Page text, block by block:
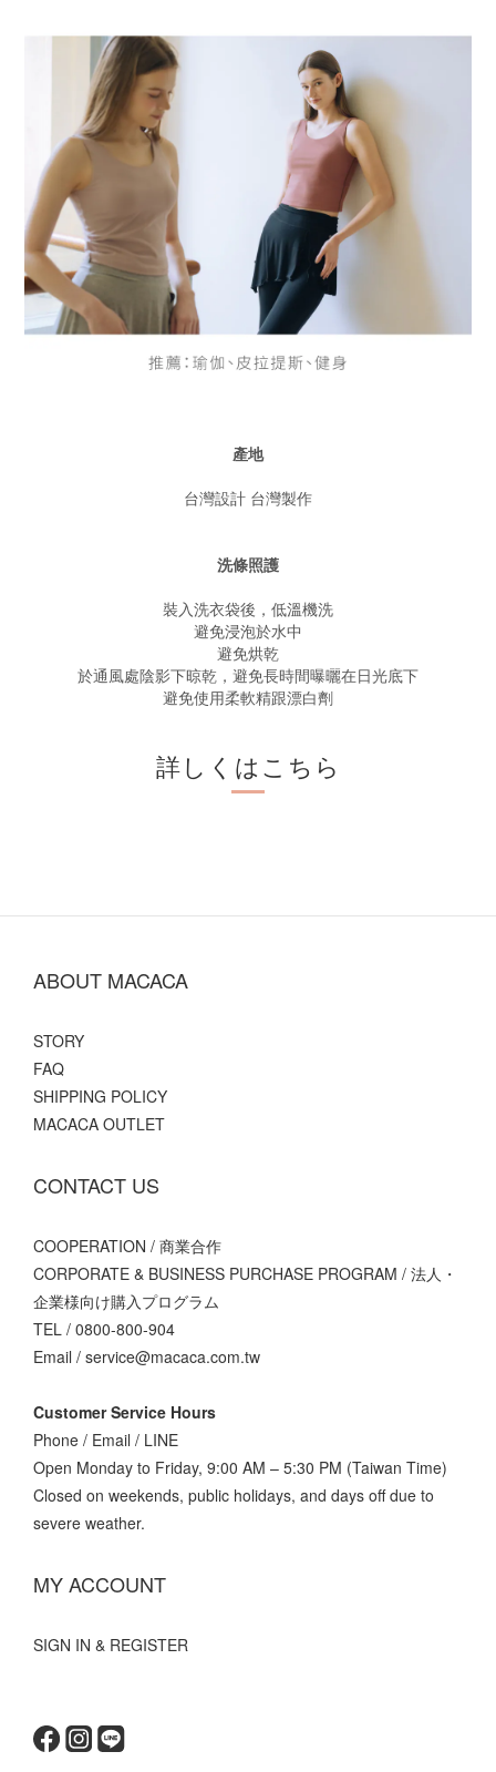
產地
台灣設計 台灣製作
洗條照護
裝入洗衣袋後，低溫機洗
避免浸泡於水中
避免烘乾
於通風處陰影下晾乾，避免長時間曝曬在日光底下
避免使用柔軟精跟漂白劑
詳しくはこちら
ABOUT MACACA
STORY
FAQ
SHIPPING POLICY
MACACA OUTLET
CONTACT US
COOPERATION / 商業合作
CORPORATE & BUSINESS PURCHASE PROGRAM / 法人・
企業様向け購入プログラム
TEL / 0800-800-904
Email / service@macaca.com.tw
Customer Service Hours
Phone / Email / LINE
Open Monday to Friday, 9:00 AM – 5:30 PM (Taiwan Time)
Closed on weekends, public holidays, and days off due to
severe weather.
MY ACCOUNT
SIGN IN & REGISTER